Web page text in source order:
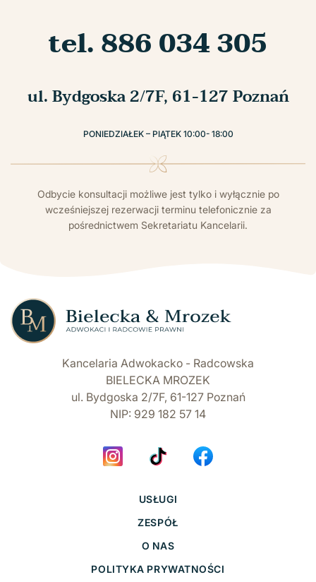
tel. 886 034 305
ul. Bydgoska 2/7F, 61-127 Poznań
PONIEDZIAŁEK – PIĄTEK 10:00- 18:00
Odbycie konsultacji możliwe jest tylko i wyłącznie po
wcześniejszej rezerwacji terminu telefonicznie za
pośrednictwem Sekretariatu Kancelarii.
Kancelaria Adwokacko - Radcowska
BIELECKA MROZEK
ul. Bydgoska 2/7F, 61-127 Poznań
NIP: 929 182 57 14
USŁUGI
ZESPÓŁ
O NAS
POLITYKA PRYWATNOŚCI